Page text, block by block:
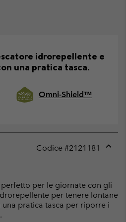
idrorepellente e
una pratica tasca.
Omni-Shield™
Codice #2121181
per le giornate con gli
per tenere lontane
pratica tasca per riporre i